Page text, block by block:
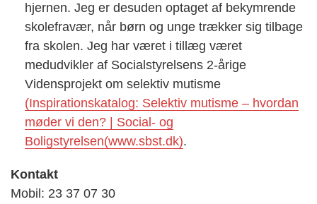
hjernen. Jeg er desuden optaget af bekymrende
skolefravær, når børn og unge trækker sig tilbage
fra skolen. Jeg har været i tillæg været
medudvikler af Socialstyrelsens 2-årige
Vidensprojekt om selektiv mutisme
(Inspirationskatalog: Selektiv mutisme – hvordan
møder vi den? | Social- og
Boligstyrelsen(www.sbst.dk).
Kontakt
Mobil: 23 37 07 30